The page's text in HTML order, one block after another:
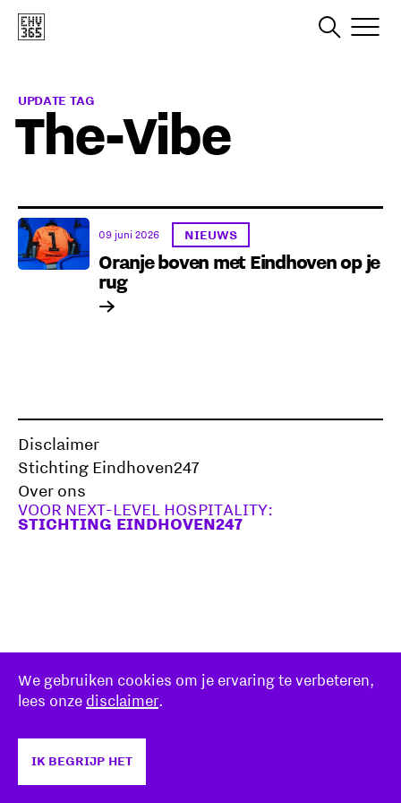
UPDATE TAG
The-Vibe
09 juni 2026 NIEUWS
Oranje boven met Eindhoven op je
rug
Disclaimer
Stichting Eindhoven247
Over ons
VOOR NEXT-LEVEL HOSPITALITY:
STICHTING EINDHOVEN247
We gebruiken cookies om je ervaring te verbeteren,
lees onze disclaimer.
IK BEGRIJP HET